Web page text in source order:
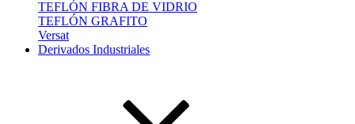
TEFLÓN FIBRA DE VIDRIO
TEFLÓN GRAFITO
Versat
Derivados Industriales